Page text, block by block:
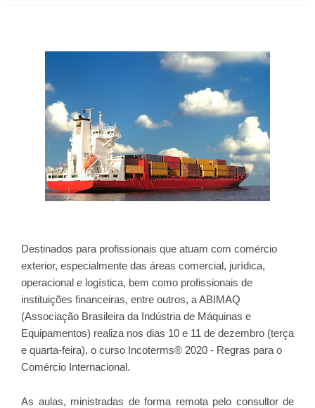
Destinados para profissionais que atuam com comércio
exterior, especialmente das áreas comercial, jurídica,
operacional e logística, bem como profissionais de
instituições financeiras, entre outros, a ABIMAQ
(Associação Brasileira da Indústria de Máquinas e
Equipamentos) realiza nos dias 10 e 11 de dezembro (terça
e quarta-feira), o curso Incoterms® 2020 - Regras para o
Comércio Internacional.
As aulas, ministradas de forma remota pelo consultor de